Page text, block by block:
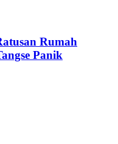
Rumah
Panik